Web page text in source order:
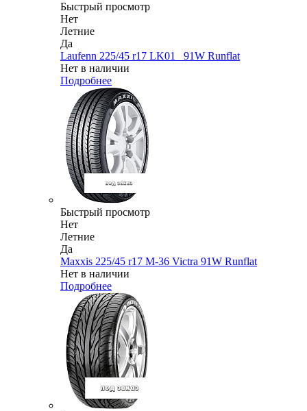
Быстрый просмотр
Нет
Летние
Да
Laufenn 225/45 r17 LK01_ 91W Runflat
Нет в наличии
Подробнее
Быстрый просмотр
Нет
Летние
Да
Maxxis 225/45 r17 M-36 Victra 91W Runflat
Нет в наличии
Подробнее